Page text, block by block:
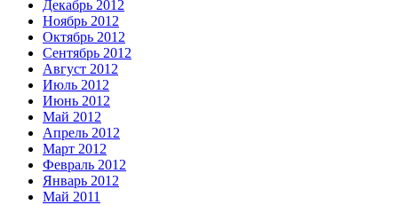
Декабрь 2012
Ноябрь 2012
Октябрь 2012
Сентябрь 2012
Август 2012
Июль 2012
Июнь 2012
Май 2012
Апрель 2012
Март 2012
Февраль 2012
Январь 2012
Май 2011